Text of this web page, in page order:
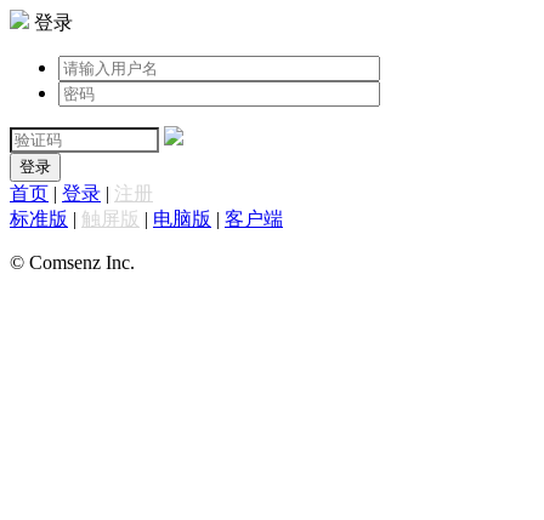
登录
登录
首页 | 登录 | 注册
标准版 | 触屏版 | 电脑版 | 客户端
© Comsenz Inc.